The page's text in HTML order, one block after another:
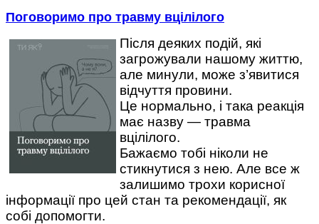
Поговоримо про травму вцілілого
Після деяких подій, які
загрожували нашому життю,
але минули, може з’явитися
відчуття провини.
Це нормально, і така реакція
має назву — травма
вцілілого.
Бажаємо тобі ніколи не
стикнутися з нею. Але все ж
залишимо трохи корисної
інформації про цей стан та рекомендації, як
собі допомогти.